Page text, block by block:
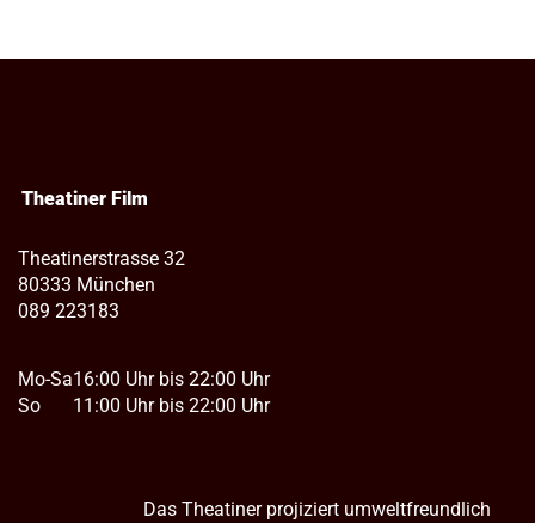
Theatiner Film
Theatinerstrasse 32
80333 München
089 223183
Mo-Sa
So
16:00 Uhr bis 22:00 Uhr
11:00 Uhr bis 22:00 Uhr
Das Theatiner projiziert umweltfreundlich